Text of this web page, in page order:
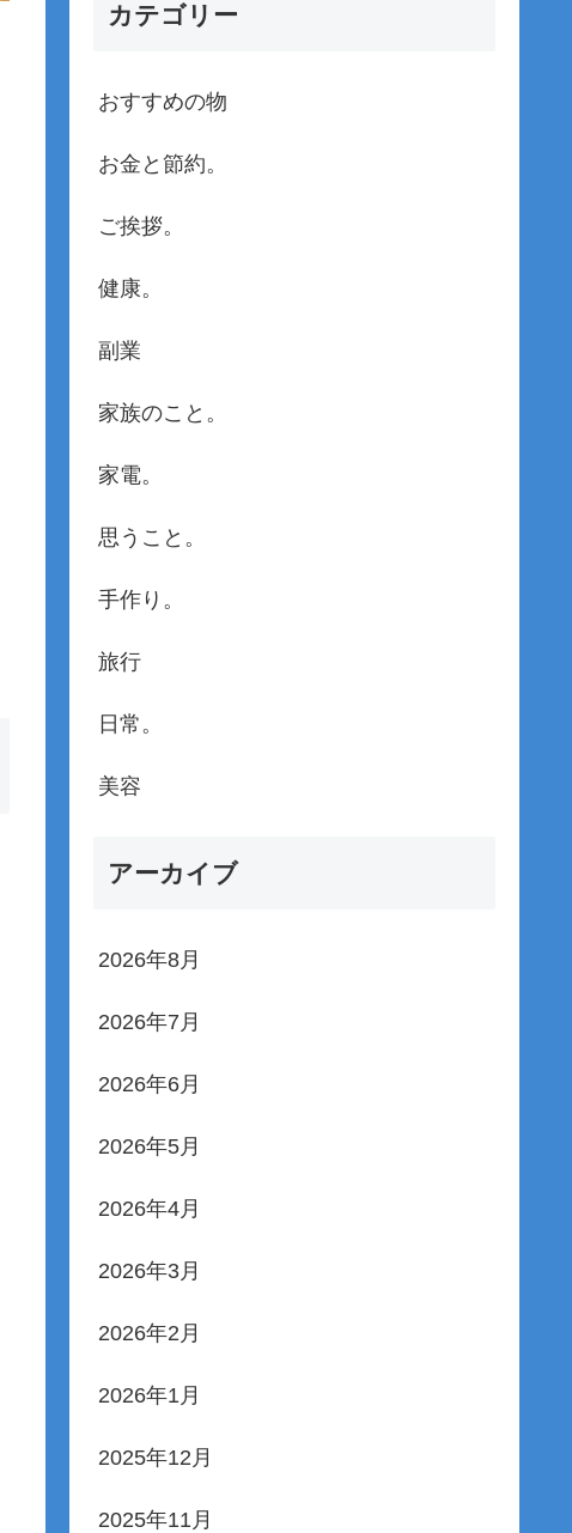
カテゴリー
おすすめの物
お金と節約。
ご挨拶。
健康。
副業
家族のこと。
家電。
思うこと。
手作り。
旅行
日常。
美容
アーカイブ
2026年8月
2026年7月
2026年6月
2026年5月
2026年4月
2026年3月
2026年2月
2026年1月
2025年12月
2025年11月